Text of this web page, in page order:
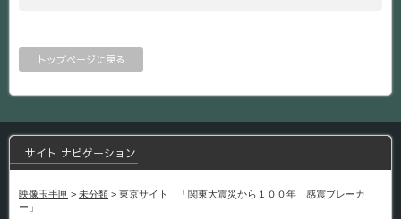
トップページに戻る
サイト ナビゲーション
映像玉手匣 > 未分類 > 東京サイト 「関東大震災から１００年 感震ブレーカ
ー」